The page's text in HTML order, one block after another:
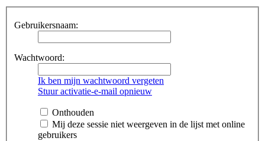
Gebruikersnaam:
Wachtwoord:
Ik ben mijn wachtwoord vergeten
Stuur activatie-e-mail opnieuw
Onthouden
Mij deze sessie niet weergeven in de lijst met online
gebruikers